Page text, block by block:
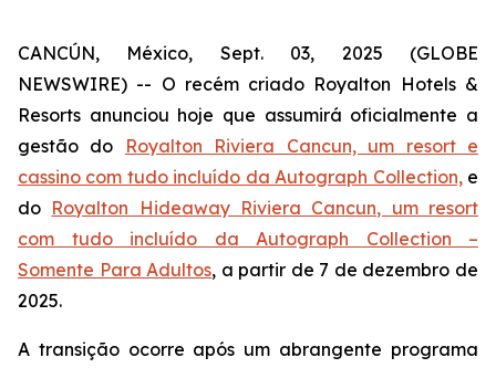
CANCÚN, México, Sept. 03, 2025 (GLOBE
NEWSWIRE) -- O recém criado Royalton Hotels &
Resorts anunciou hoje que assumirá oficialmente a
gestão do
Royalton Riviera Cancun, um resort e
cassino com tudo incluído da Autograph Collection,e
do Royalton Hideaway Riviera Cancun, um resort
com tudo incluído da Autograph Collection –
Somente Para Adultos, a partir de 7 de dezembro de
2025.
A transição ocorre após um abrangente programa